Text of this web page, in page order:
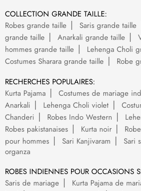
COLLECTION GRANDE TAILLE:
Robes grande taille
Saris grande taille
grande taille
Anarkali grande taille
hommes grande taille
Lehenga Choli
Costumes Sharara grande taille
Robe
RECHERCHES POPULAIRES:
Kurta Pajama
Costumes de mariage
Anarkali
Lehenga Choli violet
Chanderi
Robes Indo Western
Robes pakistanaises
Kurta noir
pour hommes
Sari Kanjivaram Sari
organza
ROBES INDIENNES POUR OCCASIONS
Saris de mariage
Kurta Pajama de